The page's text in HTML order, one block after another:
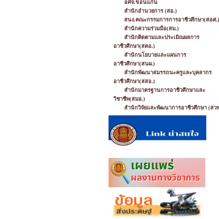
อศจ.ขอนแก่น
สำนักอำนวยการ (สอ.)
สนง.คณะกรรมการการอาชีวศึกษา(สอศ.)
สำนักความร่วมมือ(สม.)
สำนักติดตามและประเมิณผลการ
อาชีวศึกษา(สตอ.)
สำนักนโยบายและแผนการ
อาชีวศึกษา(สนผ.)
สำนักพัฒนาสมรรถนะครูและบุคลากร
อาชีวศึกษา(สสอ.)
สำนักมาตรฐานการอาชีวศึกษาและ
วิชาชีพ(สมอ.)
สำนักวิจัยและพัฒนาการอาชีวศึกษา (สว